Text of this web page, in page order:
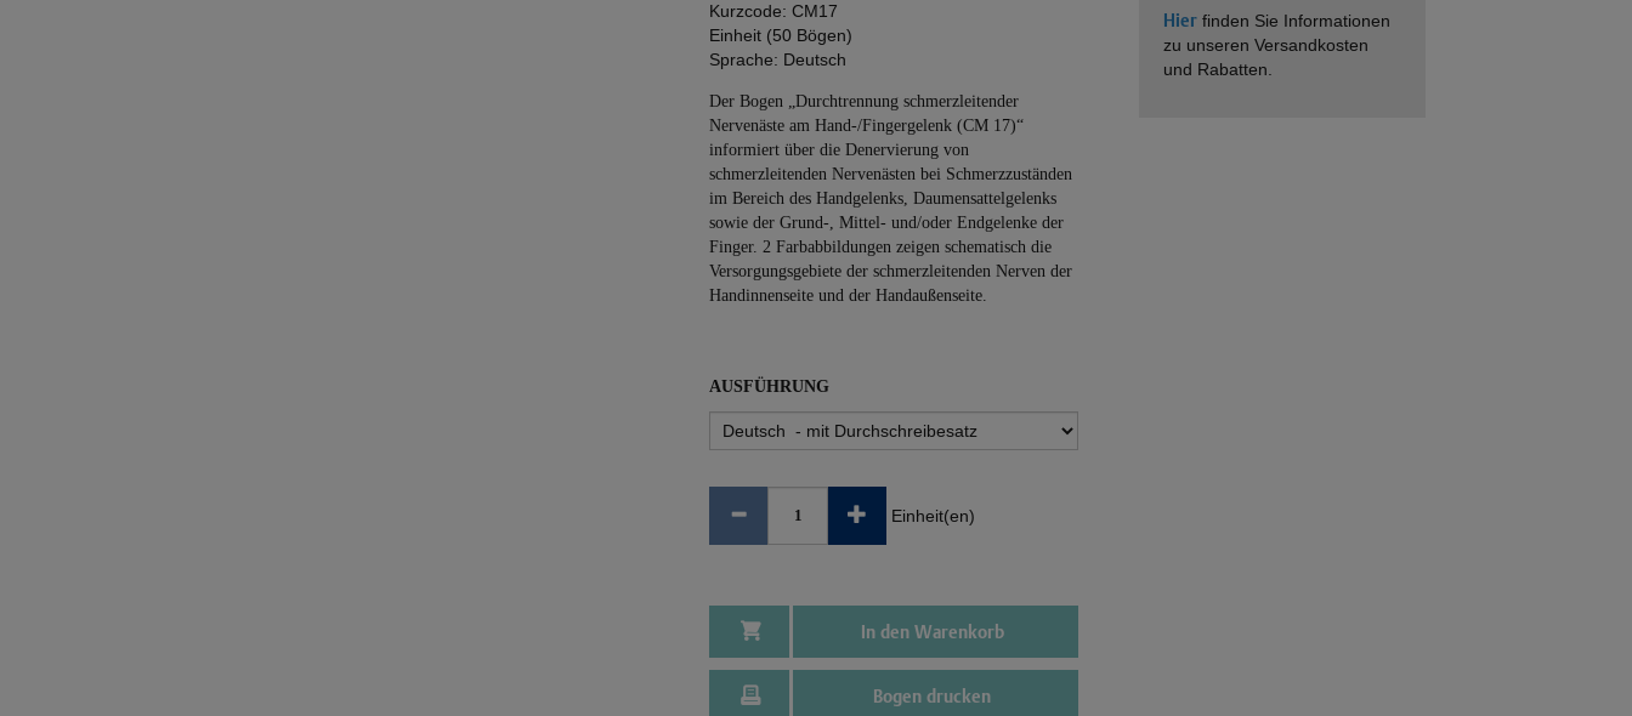
Kurzcode: CM17
Einheit (50 Bögen)
Sprache: Deutsch
Der Bogen „Durchtrennung schmerzleitender
Nervenäste am Hand-/Fingergelenk (CM 17)“
informiert über die Denervierung von
schmerzleitenden Nervenästen bei Schmerzzuständen
im Bereich des Handgelenks, Daumensattelgelenks
sowie der Grund-, Mittel- und/oder Endgelenke der
Finger. 2 Farbabbildungen zeigen schematisch die
Versorgungsgebiete der schmerzleitenden Nerven der
Hand­innenseite und der Handaußenseite.
AUSFÜHRUNG
Einheit(en)
In den Warenkorb
Bogen drucken
Hier finden Sie Informationen
zu unseren Versandkosten
und Rabatten.